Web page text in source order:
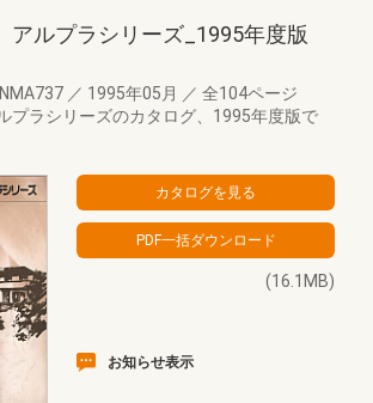
ルプラシリーズ_1995年度版
／ 1995年05月 ／ 全104ページ
ラシリーズのカタログ、1995年度版で
(16.1MB)
お知らせ表示